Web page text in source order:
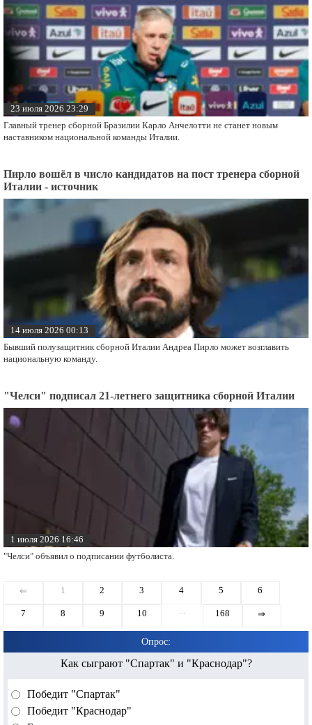
23 июля 2026 23:29
Главный тренер сборной Бразилии Карло Анчелотти не станет новым
наставником национальной команды Италии.
Пирло вошёл в число кандидатов на пост тренера сборной
Италии - источник
14 июля 2026 00:13
Бывший полузащитник сборной Италии Андреа Пирло может возглавить
национальную команду.
"Челси" подписал 21-летнего защитника сборной Италии
1 июля 2026 16:46
"Челси" объявил о подписании футболиста.
⇐ 1 2 3 4 5 6
7 8 9 10 ... 168 ⇒
Опрос:
Как сыграют "Спартак" и "Краснодар"?
Победит "Спартак"
Победит "Краснодар"